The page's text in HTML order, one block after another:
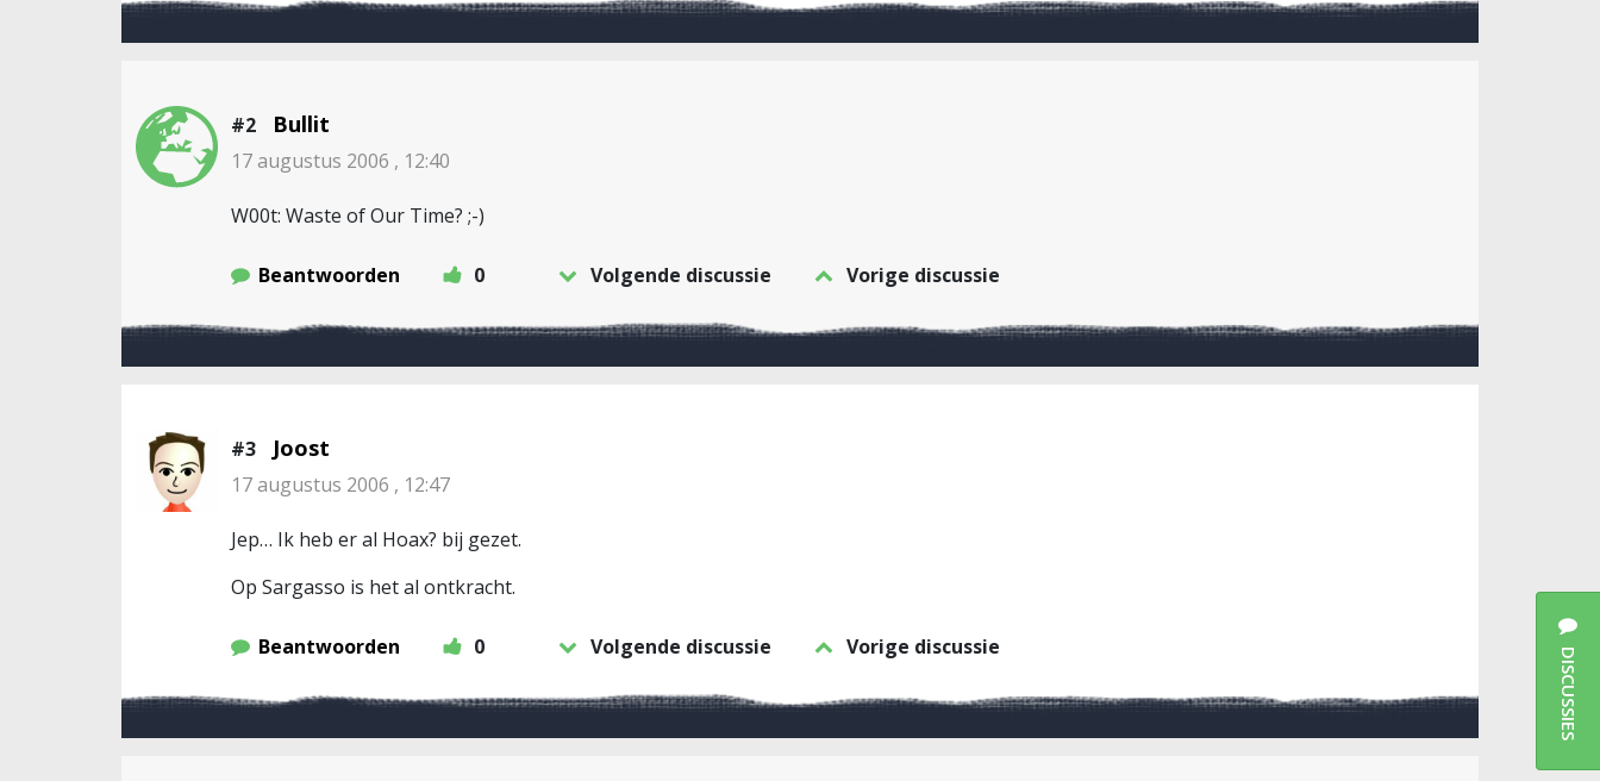
#2 Bullit
17 augustus 2006 , 12:40
W00t: Waste of Our Time? ;-)
Beantwoorden 0 Volgende discussie Vorige discussie
#3 Joost
17 augustus 2006 , 12:47
Jep… Ik heb er al Hoax? bij gezet.
Op Sargasso is het al ontkracht.
Beantwoorden 0 Volgende discussie Vorige discussie DISCUSSIES